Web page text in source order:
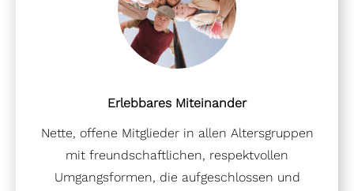
Erlebbares Miteinander
Nette, offene Mitglieder in allen Altersgruppen
mit freundschaftlichen, respektvollen
Umgangsformen, die aufgeschlossen und